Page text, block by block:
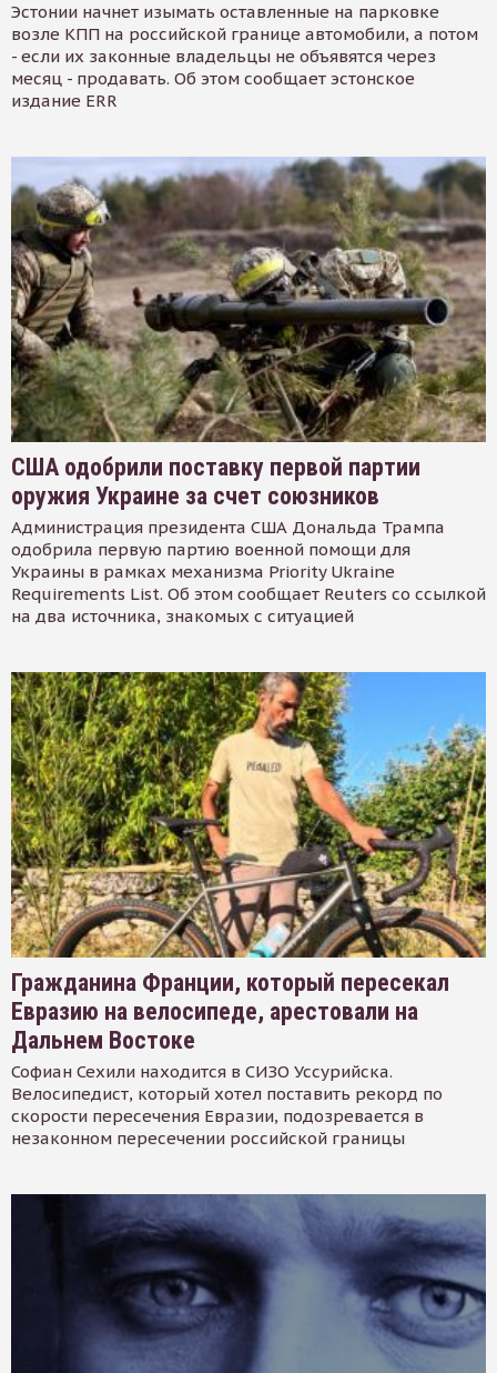
Эстонии начнет изымать оставленные на парковке
возле КПП на российской границе автомобили, а потом
- если их законные владельцы не объявятся через
месяц - продавать. Об этом сообщает эстонское
издание ERR
США одобрили поставку первой партии
оружия Украине за счет союзников
Администрация президента США Дональда Трампа
одобрила первую партию военной помощи для
Украины в рамках механизма Priority Ukraine
Requirements List. Об этом сообщает Reuters со ссылкой
на два источника, знакомых с ситуацией
Гражданина Франции, который пересекал
Евразию на велосипеде, арестовали на
Дальнем Востоке
Софиан Сехили находится в СИЗО Уссурийска.
Велосипедист, который хотел поставить рекорд по
скорости пересечения Евразии, подозревается в
незаконном пересечении российской границы